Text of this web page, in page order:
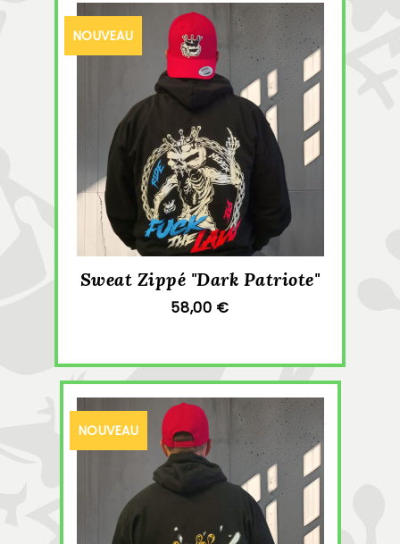
NOUVEAU
Sweat Zippé "Dark Patriote"
58,00 €
NOUVEAU